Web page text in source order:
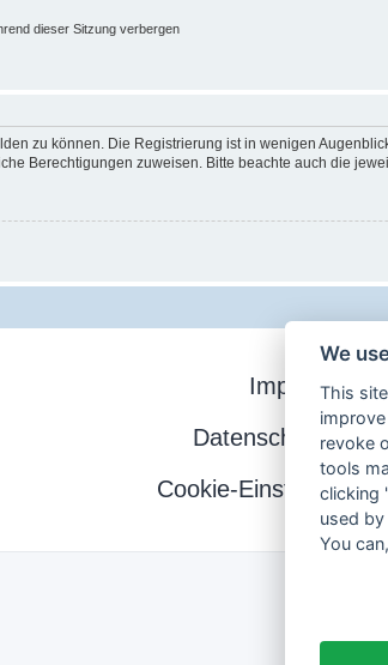
dieser Sitzung verbergen
zu können. Die Registrierung ist in wenigen
Berechtigungen zuweisen. Bitte beachte auch die
Impressum
Cookie-Einstellungen
We
This
revoke
tools
clicking
used
You